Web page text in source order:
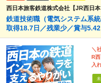
西日本旅客鉄道株式会社【JR西日本
鉄道技術職（電気システム系
取得18.7日／残業少／賞与
＼
R
入